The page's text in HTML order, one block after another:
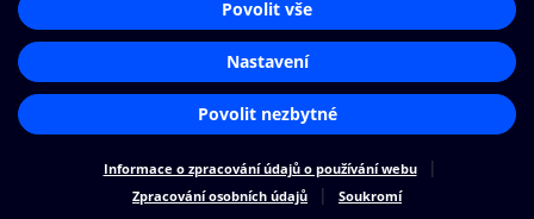
Aplikace O2 Knihovna
Čti a poslouchej své e-knihy a
audioknihy rychleji a pohodlněji.